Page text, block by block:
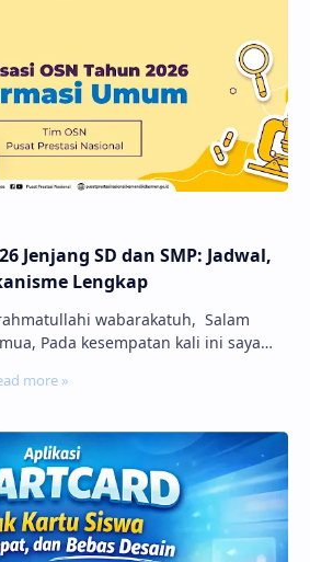
Jenjang SD dan SMP: Jadwal,
Lengkap
wabarakatuh, Salam
Pada kesempatan kali ini saya